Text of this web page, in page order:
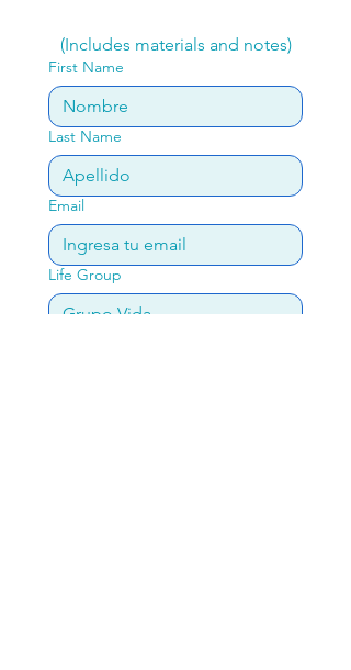
(Includes materials and notes)
First Name
Last Name
Email
Life Group